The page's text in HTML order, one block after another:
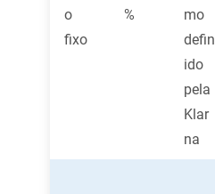
o
fixo
%
mo
defin
ido
pela
Klar
na